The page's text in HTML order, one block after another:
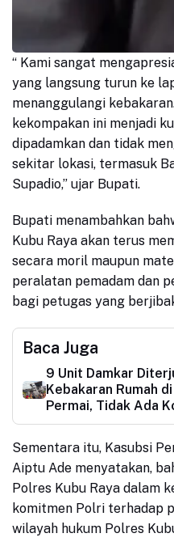
“ Kami sangat
yang langsung turun ke
menanggulangi
kekompakan ini menjadi
dipadamkan dan tidak
sekitar lokasi, termasuk
Supadio,” ujar Bupati.
Bupati menambahkan
Kubu Raya akan terus
secara moril maupun
peralatan pemadam dan
bagi petugas yang
Baca Juga
9 Unit Damkar
Kebakaran Rumah
Permai, Tidak Ada
Sementara itu, Kasubsi
Aiptu Ade menyatakan,
Polres Kubu Raya dalam
komitmen Polri terhadap
wilayah hukum Polres